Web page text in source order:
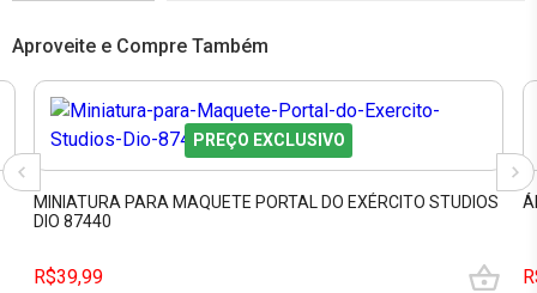
Aproveite e Compre Também
PREÇO EXCLUSIVO
MINIATURA PARA MAQUETE PORTAL DO EXÉRCITO STUDIOS
DIO 87440
R$39,99